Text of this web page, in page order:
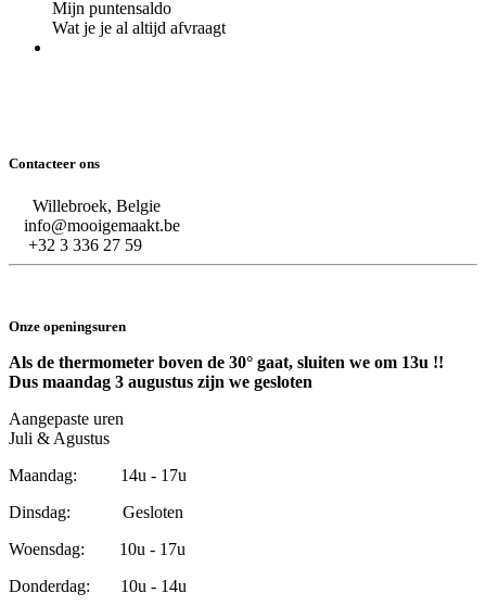
Mijn puntensaldo
Wat je je al altijd afvraagt
Contacteer ons
Willebroek, Belgie
info@mooigemaakt.be
+32 3 336 27 59
Onze openingsuren
Als de thermometer boven de 30° gaat, sluiten we om 13u !!
Dus maandag 3 augustus zijn we gesloten
Aangepaste uren
Juli & Agustus
Maandag: 14u - 17u
Dinsdag: Gesloten
Woensdag: 10u - 17u
Donderdag: 10u - 14u